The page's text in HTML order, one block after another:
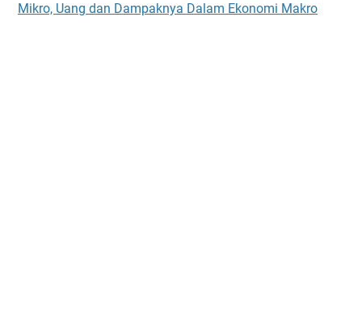
Mikro, Uang dan Dampaknya Dalam Ekonomi Makro